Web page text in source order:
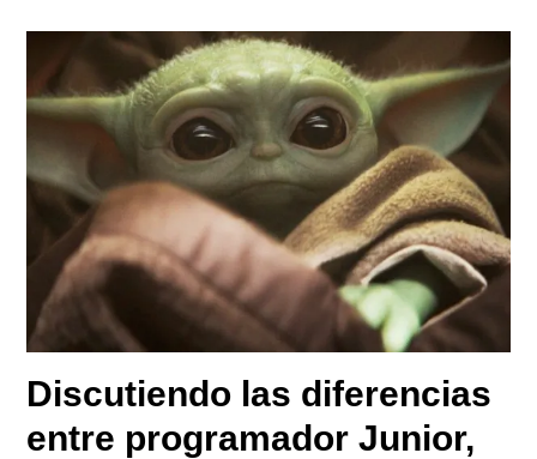
Discutiendo las diferencias
entre programador Junior,